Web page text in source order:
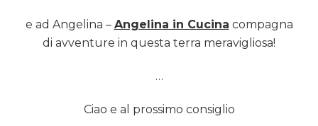
e ad Angelina – Angelina in Cucina compagna
di avventure in questa terra meravigliosa!
…
Ciao e al prossimo consiglio